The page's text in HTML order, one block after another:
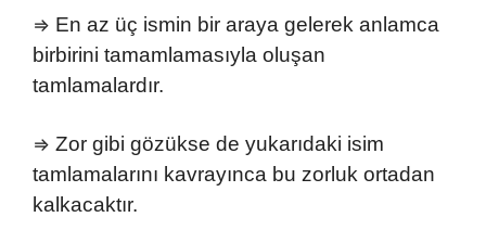
⇒ En az üç ismin bir araya gelerek anlamca
birbirini tamamlamasıyla oluşan
tamlamalardır.
⇒ Zor gibi gözükse de yukarıdaki isim
tamlamalarını kavrayınca bu zorluk ortadan
kalkacaktır.